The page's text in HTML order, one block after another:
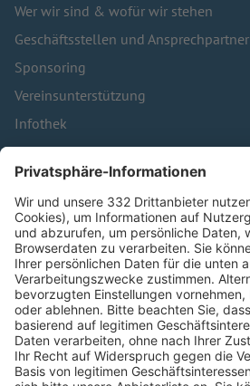
Wer wir sind & wofür wir stehen
Geschäftsstellen und Ansprechpartner
Sponsoring
Vereinsunterstützung
Infothek
Kontakt
HÄUFIG BESUCHTE SEITEN
Pässe und Vereinswechsel
Trainerausbildung
Schulungsangebot Vereinsmitarbeiter
BFV-Geschäftsstellen
Trainerbörse
Login SpielPlus